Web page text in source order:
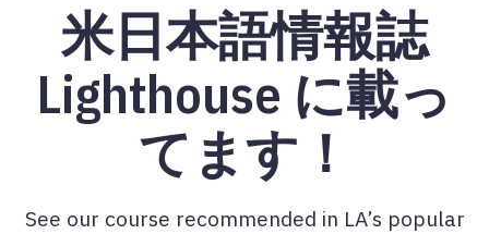
米日本語情報誌
Lighthouse に載っ
てます！
See our course recommended in LA’s popular